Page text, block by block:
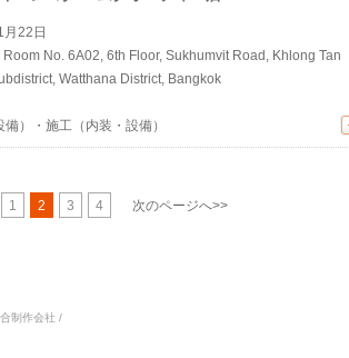
22日
Room No. 6A02, 6th Floor, Sukhumvit Road, Khlong Tan
Watthana District, Bangkok
備）・施工（内装・設備）
1 2 3 4 次のページへ>>
制作会社 /